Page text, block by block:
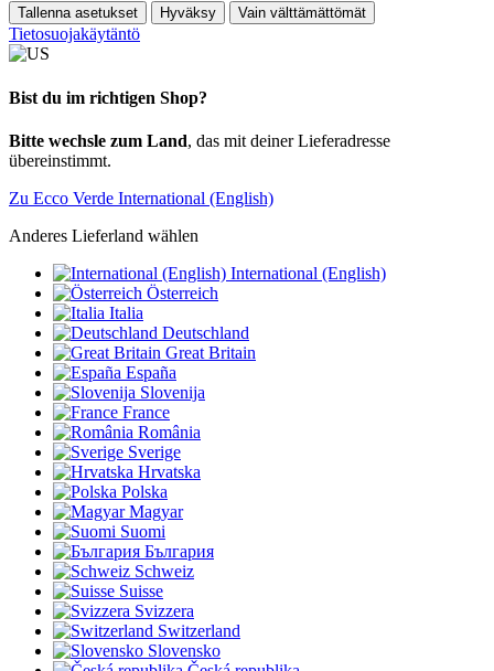
Tallenna asetukset Hyväksy Vain välttämättömät
Tietosuojakäytäntö
Bist du im richtigen Shop?
Bitte wechsle zum Land, das mit deiner Lieferadresse
übereinstimmt.
Zu Ecco Verde International (English)
Anderes Lieferland wählen
International (English)
Österreich
Italia
Deutschland
Great Britain
España
Slovenija
France
România
Sverige
Hrvatska
Polska
Magyar
Suomi
България
Schweiz
Suisse
Svizzera
Switzerland
Slovensko